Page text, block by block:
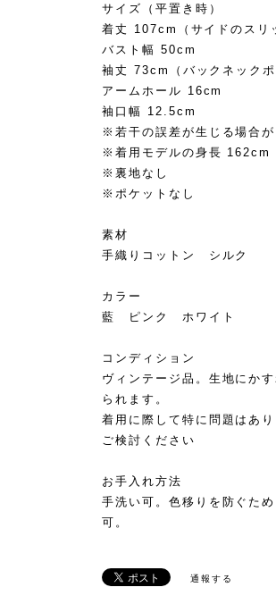
サイズ（平置き時）
着丈 107cm（サイドのスリ
バスト幅 50cm
袖丈 73cm（バックネックポ
アームホール 16cm
袖口幅 12.5cm
※若干の誤差が生じる場合が
※着用モデルの身長 162cm
※裏地なし
※ポケットなし
素材
手織りコットン シルク
カラー
藍 ピンク ホワイト
コンディション
ヴィンテージ品。生地にか
られます。
着用に際して特に問題はあ
ご検討ください
お手入れ方法
手洗い可。色移りを防ぐた
可。
通報する